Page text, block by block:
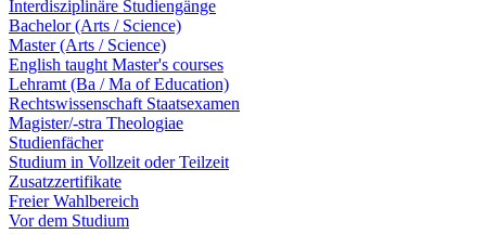
Interdisziplinäre Studiengänge
Bachelor (Arts / Science)
Master (Arts / Science)
English taught Master's courses
Lehramt (Ba / Ma of Education)
Rechtswissenschaft Staatsexamen
Magister/-stra Theologiae
Studienfächer
Studium in Vollzeit oder Teilzeit
Zusatzzertifikate
Freier Wahlbereich
Vor dem Studium